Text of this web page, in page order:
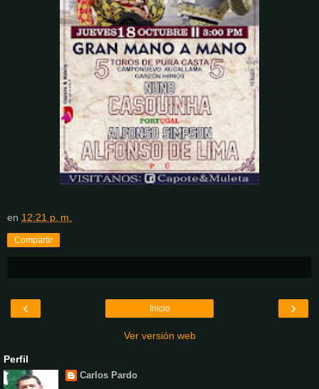
en 12:21 p. m.
Compartir
‹ ›
Inicio
Ver versión web
Perfil
Carlos Pardo